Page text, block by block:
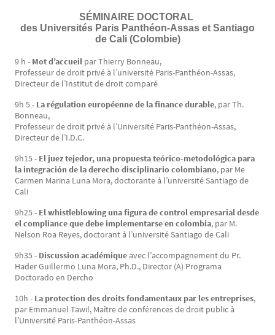
SÉMINAIRE DOCTORAL
des Universités Paris Panthéon-Assas et Santiago
de Cali (Colombie)
9 h - Mot d’accueil par Thierry Bonneau,
Professeur de droit privé à l’université Paris-Panthéon-Assas,
Directeur de l’Institut de droit comparé
9h 5 - La régulation européenne de la finance durable, par Th.
Bonneau,
Professeur de droit privé à l’Université Paris-Panthéon-Assas,
Directeur de l’I.D.C.
9h15 - El juez tejedor, una propuesta teórico-metodológica para
la integración de la derecho disciplinario colombiano, par Me
Carmen Marina Luna Mora, doctorante à l’université Santiago de
Cali
9h25 - El whistleblowing una figura de control empresarial desde
el compliance que debe implementarse en colombia, par M.
Nelson Roa Reyes, doctorant à l’université Santiago de Cali
9h35 - Discussion académique avec l’accompagnement du Pr.
Hader Guillermo Luna Mora, Ph.D., Director (A) Programa
Doctorado en Dercho
10h - La protection des droits fondamentaux par les entreprises,
par Emmanuel Tawil, Maître de conférences de droit public à
l’Université Paris-Panthéon-Assas